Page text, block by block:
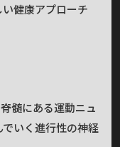
健康アプローチ
髄にある運動ニュ
いく進行性の神経